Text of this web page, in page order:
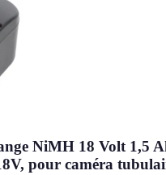
NiMH 18 Volt 1,5
pour caméra